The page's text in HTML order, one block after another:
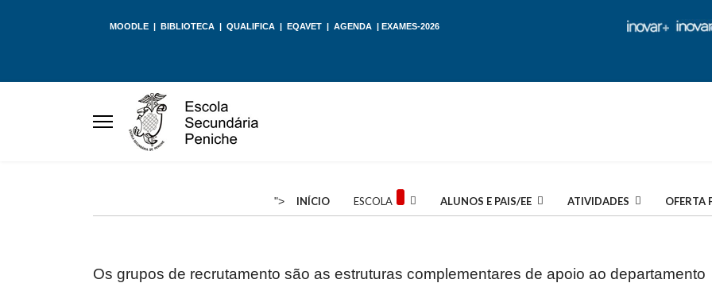
MOODLE | BIBLIOTECA | QUALIFICA | EQAVET | AGENDA | EXAMES-2026
"> INÍCIO ESCOLA ALUNOS E PAIS/EE ATIVIDADES OFERTA
Os grupos de recrutamento são as estruturas complementares de apoio ao